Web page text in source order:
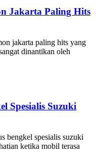
Jakarta Paling Hits
jakarta paling hits yang
dinantikan oleh
Spesialis Suzuki
bengkel spesialis suzuki
ketika mobil terasa